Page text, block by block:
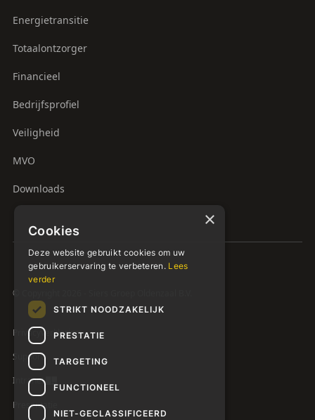
Energietransitie
Totaalontzorger
Financieel
Bedrijfsprofiel
Veiligheid
MVO
Downloads
© Copyright 2026 - Siers Groep Oldenzaal B.V.
Privacyverklaring
Support
Intranet
Presentatie
×
Cookies
Deze website gebruikt cookies om uw
gebruikerservaring te verbeteren. Lees
verder
STRIKT NOODZAKELIJK
PRESTATIE
TARGETING
FUNCTIONEEL
NIET-GECLASSIFICEERD